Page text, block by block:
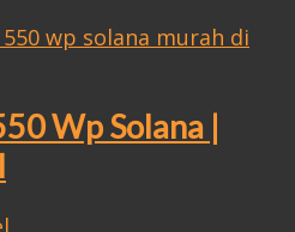
Wp Solana |